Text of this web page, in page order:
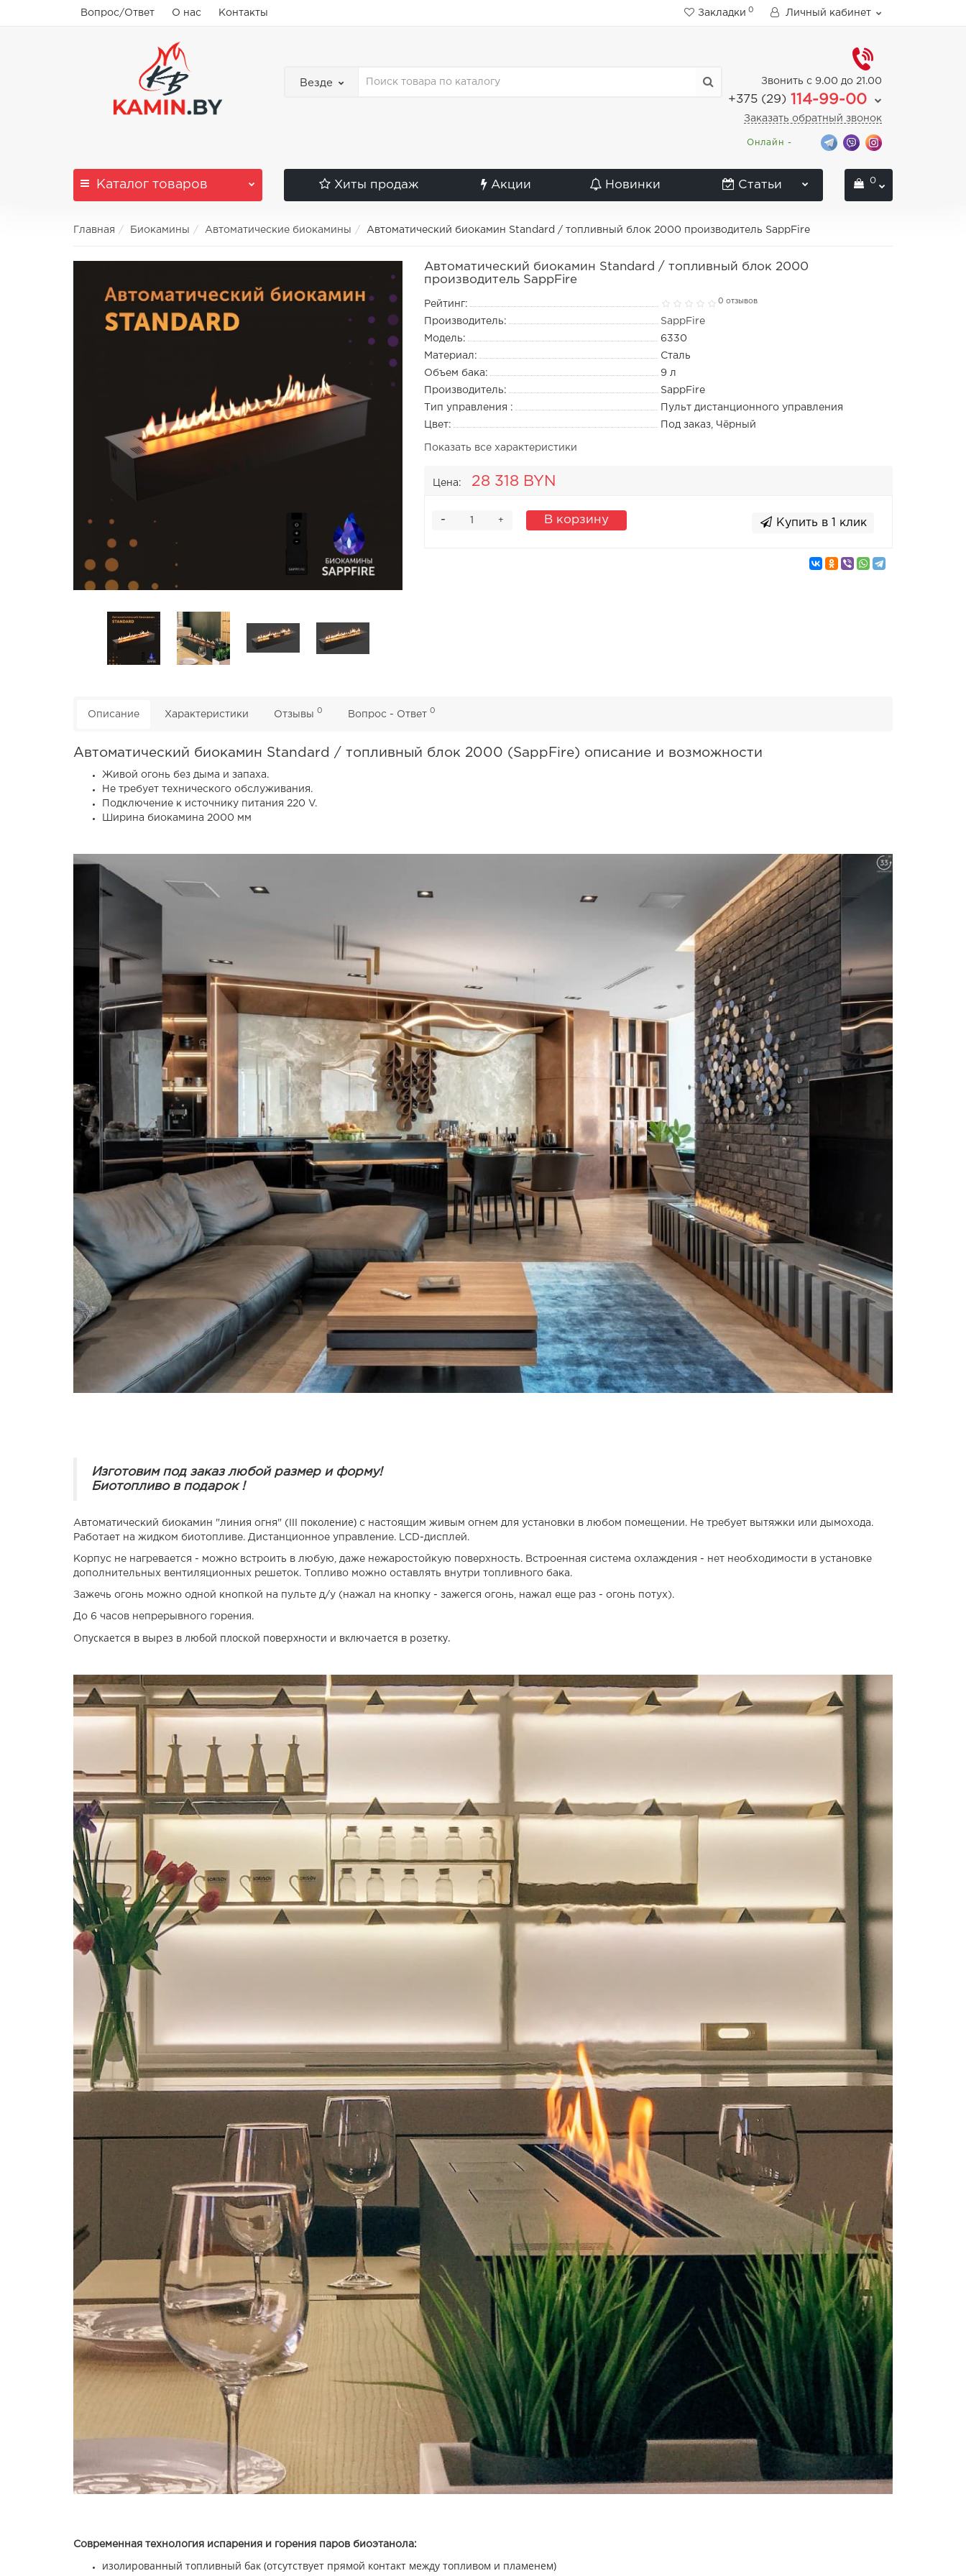
Вопрос/Ответ О нас Контакты Закладки 0 Личный кабинет
Везде Звонить с 9.00 до 21.00
+375 (29) 114-99-00
Заказать обратный звонок
Онлайн -
Каталог товаров Хиты продаж Акции Новинки Статьи 0
Главная Биокамины Автоматические биокамины Автоматический биокамин Standard / топливный блок 2000 производитель SappFire
Автоматический биокамин Standard / топливный блок 2000
производитель SappFire
Рейтинг: 0 отзывов
Производитель:
SappFire
Модель:
6330
Материал:
Cталь
Объем бака:
9 л
Производитель:
SappFire
Тип управления :
Пульт дистанционного управления
Цвет:
Под заказ, Чёрный
Показать все характеристики
Цена: 28 318 BYN
+
- В корзину Купить в 1 клик
Описание Характеристики Отзывы 0 Вопрос - Ответ 0
Автоматический биокамин Standard / топливный блок 2000 (SappFire) описание и возможности
Живой огонь без дыма и запаха.
Не требует технического обслуживания.
Подключение к источнику питания 220 V.
Ширина биокамина 2000 мм
Изготовим под заказ любой размер и форму!
Биотопливо в подарок !
Автоматический биокамин "линия огня" (III поколение) с настоящим живым огнем для установки в любом помещении. Не требует вытяжки или дымохода.
Работает на жидком биотопливе. Дистанционное управление. LCD-дисплей.
Корпус не нагревается - можно встроить в любую, даже нежаростойкую поверхность. Встроенная система охлаждения - нет необходимости в установке
дополнительных вентиляционных решеток. Топливо можно оставлять внутри топливного бака.
Зажечь огонь можно одной кнопкой на пульте д/у (нажал на кнопку - зажегся огонь, нажал еще раз - огонь потух).
До 6 часов непрерывного горения.
Опускается в вырез в любой плоской поверхности и включается в розетку.
Современная технология испарения и горения паров биоэтанола:
изолированный топливный бак (отсутствует прямой контакт между топливом и пламенем)